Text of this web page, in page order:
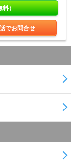
料）
でお問合せ